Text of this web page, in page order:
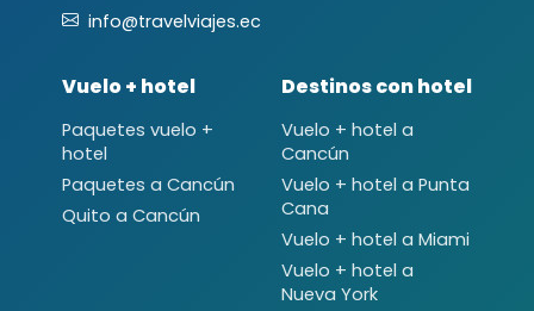
info@travelviajes.ec
Vuelo + hotel
Paquetes vuelo +
hotel
Paquetes a Cancún
Quito a Cancún
Destinos con hotel
Vuelo + hotel a
Cancún
Vuelo + hotel a Punta
Cana
Vuelo + hotel a Miami
Vuelo + hotel a
Nueva York